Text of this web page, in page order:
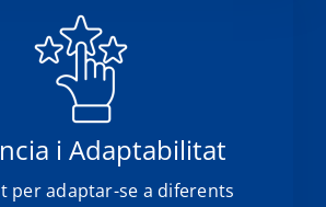
i Adaptabilitat
per adaptar-se a diferents